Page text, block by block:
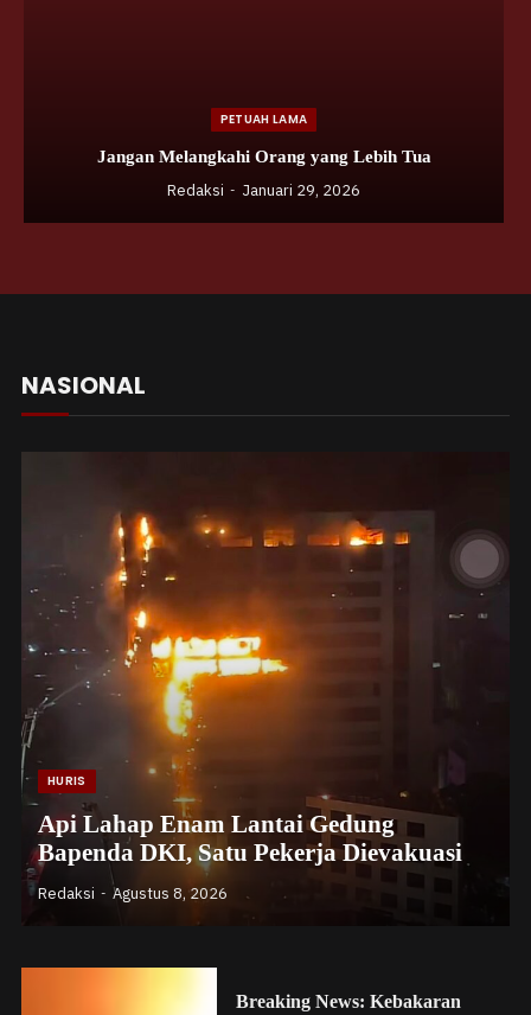
PETUAH LAMA
Jangan Melangkahi Orang yang Lebih Tua
Redaksi
Januari 29, 2026
NASIONAL
HURIS
Api Lahap Enam Lantai Gedung
Bapenda DKI, Satu Pekerja Dievakuasi
Redaksi Agustus 8, 2026
Breaking News: Kebakaran